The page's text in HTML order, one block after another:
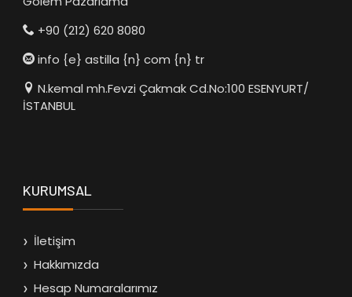
+90 (212) 620 8080
info {e} astilla {n} com {n} tr
N.kemal mh.Fevzi Çakmak Cd.No:100 ESENYURT/
İSTANBUL
KURUMSAL
İletişim
Hakkımızda
Hesap Numaralarımız